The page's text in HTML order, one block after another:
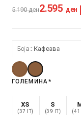
5.190ден2.595 ден
Боја: Кафеава
ГОЛЕМИНА *
XS
(37 IT)
S
(39 IT) (41